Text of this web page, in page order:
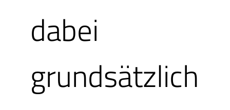
Fahrt im
uns sind es
dabei
grundsätzlich